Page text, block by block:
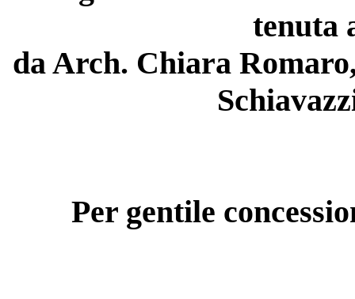
tenuta
da Arch. Chiara
Per gentile